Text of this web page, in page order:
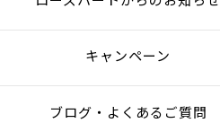
キャンペーン
ブログ・よくあるご質問